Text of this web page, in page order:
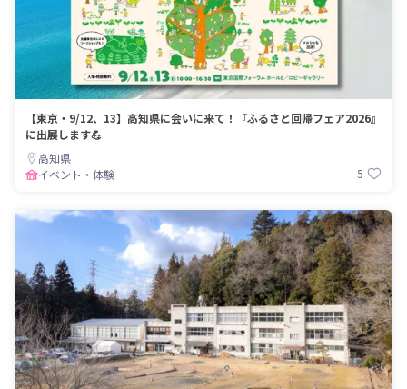
【東京・9/12、13】高知県に会いに来て！『ふるさと回帰フェア2026』
に出展します💪
高知県
イベント・体験
5